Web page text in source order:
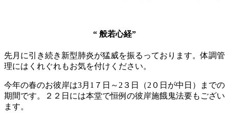
“ 般若心経”
先月に引き続き新型肺炎が猛威を振るっております。体調管
理にはくれぐれもお気を付けください。
今年の春のお彼岸は3月1７日～2３日（2０日が中日）までの
期間です。２２日には本堂で恒例の彼岸施餓鬼法要もござい
ます。